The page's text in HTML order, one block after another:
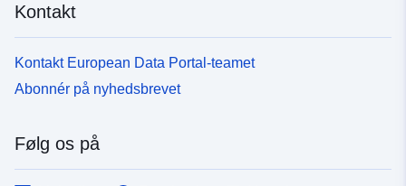
Kontakt
Kontakt European Data Portal-teamet
Abonnér på nyhedsbrevet
Følg os på